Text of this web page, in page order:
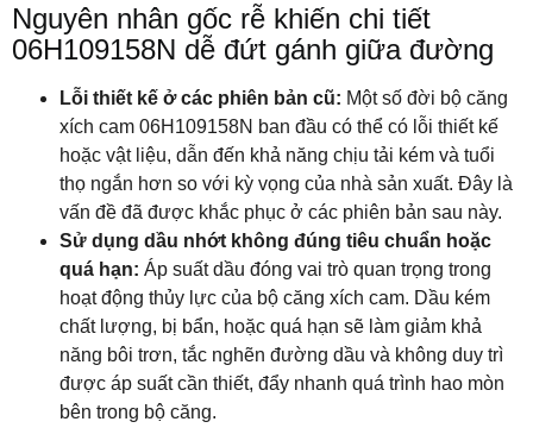
Nguyên nhân gốc rễ khiến chi tiết
06H109158N dễ đứt gánh giữa đường
Lỗi thiết kế ở các phiên bản cũ: Một số đời bộ căng
xích cam 06H109158N ban đầu có thể có lỗi thiết kế
hoặc vật liệu, dẫn đến khả năng chịu tải kém và tuổi
thọ ngắn hơn so với kỳ vọng của nhà sản xuất. Đây là
vấn đề đã được khắc phục ở các phiên bản sau này.
Sử dụng dầu nhớt không đúng tiêu chuẩn hoặc
quá hạn: Áp suất dầu đóng vai trò quan trọng trong
hoạt động thủy lực của bộ căng xích cam. Dầu kém
chất lượng, bị bẩn, hoặc quá hạn sẽ làm giảm khả
năng bôi trơn, tắc nghẽn đường dầu và không duy trì
được áp suất cần thiết, đẩy nhanh quá trình hao mòn
bên trong bộ căng.